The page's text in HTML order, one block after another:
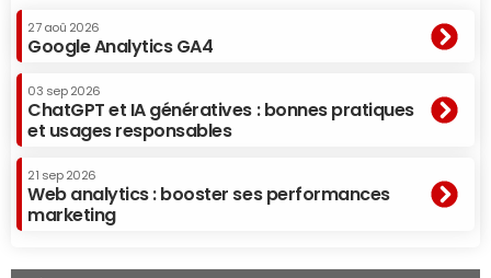
27 aoû 2026
Google Analytics GA4
03 sep 2026
ChatGPT et IA génératives : bonnes pratiques
et usages responsables
21 sep 2026
Web analytics : booster ses performances
marketing